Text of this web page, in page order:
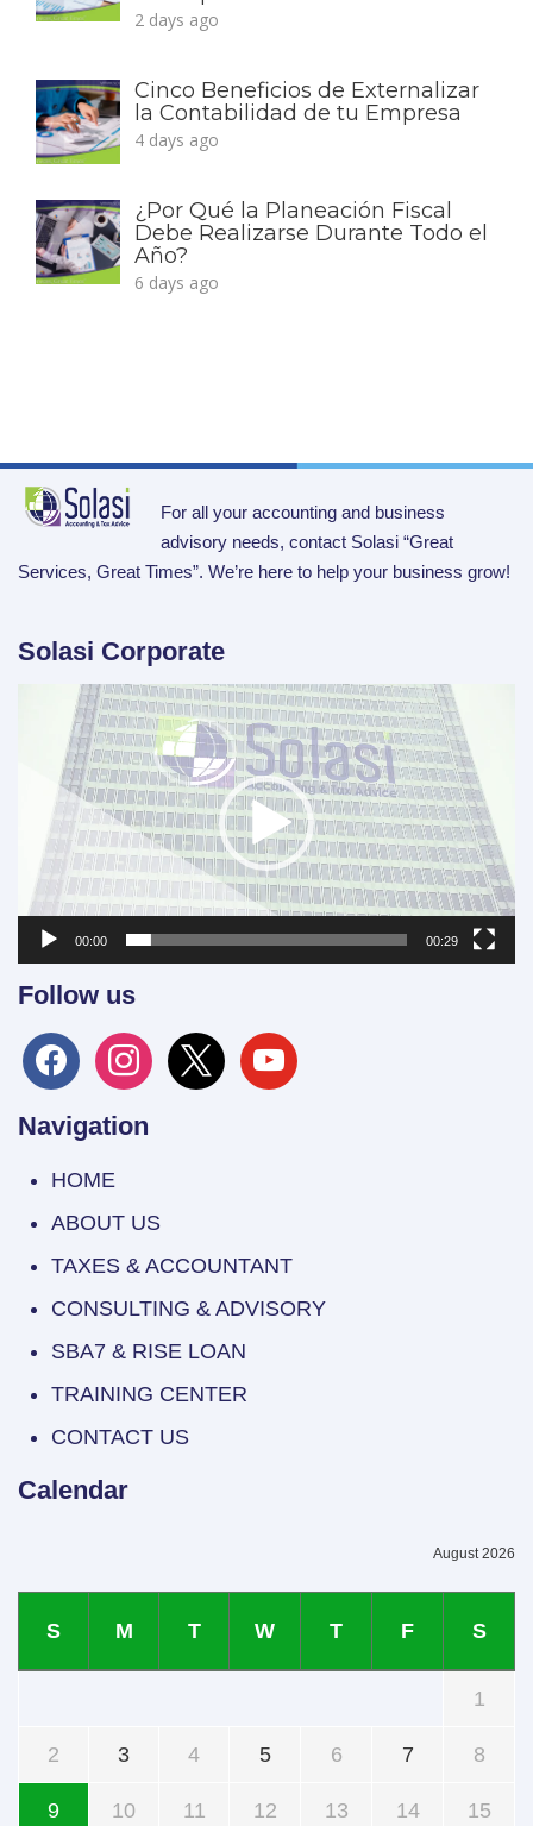
2 days ago
Cinco Beneficios de Externalizar
la Contabilidad de tu Empresa
4 days ago
¿Por Qué la Planeación Fiscal
Debe Realizarse Durante Todo el
Año?
6 days ago
For all your accounting and business
advisory needs, contact Solasi “Great
Services, Great Times”. We’re here to help your business grow!
Solasi Corporate
Player
00:00 00:29
Follow us
facebookinstagram
x youtube
Navigation
HOME
ABOUT US
TAXES & ACCOUNTANT
CONSULTING & ADVISORY
SBA7 & RISE LOAN
TRAINING CENTER
CONTACT US
Calendar
August 2026
S M T W T F S
1
2 3 4 5 6 7 8
9 10 11 12 13 14 15